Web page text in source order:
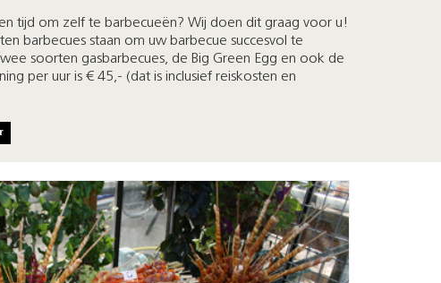
tijd om zelf te barbecueën? Wij doen dit graag voor u!
barbecues staan om uw barbecue succesvol te
soorten gasbarbecues, de Big Green Egg en ook de
per uur is € 45,- (dat is inclusief reiskosten en